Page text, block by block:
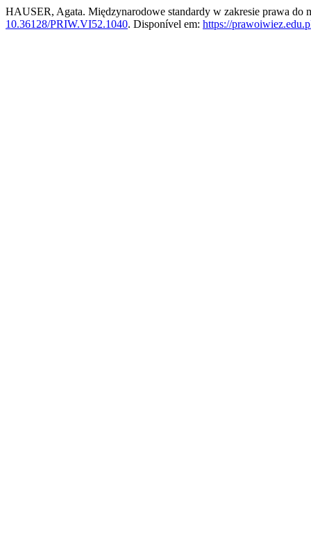
HAUSER, Agata. Międzynarodowe standardy w zakresie prawa do
10.36128/PRIW.VI52.1040. Disponível em: https://